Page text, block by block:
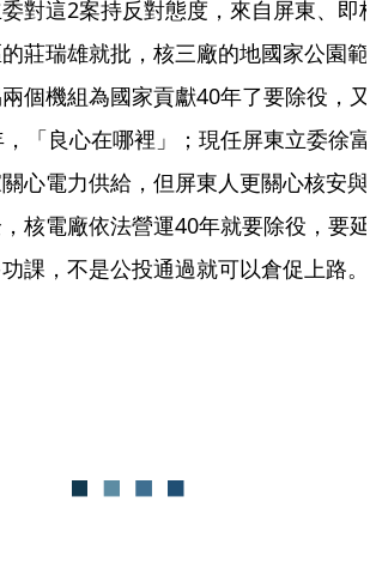
對這2案持反對態度，來自屏東、即
莊瑞雄就批，核三廠的地國家公園範
個機組為國家貢獻40年了要除役，又
「良心在哪裡」；現任屏東立委徐富
心電力供給，但屏東人更關心核安與
核電廠依法營運40年就要除役，要延
課，不是公投通過就可以倉促上路。